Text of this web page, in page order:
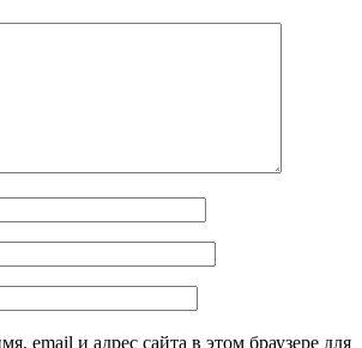
email и адрес сайта в этом браузере для